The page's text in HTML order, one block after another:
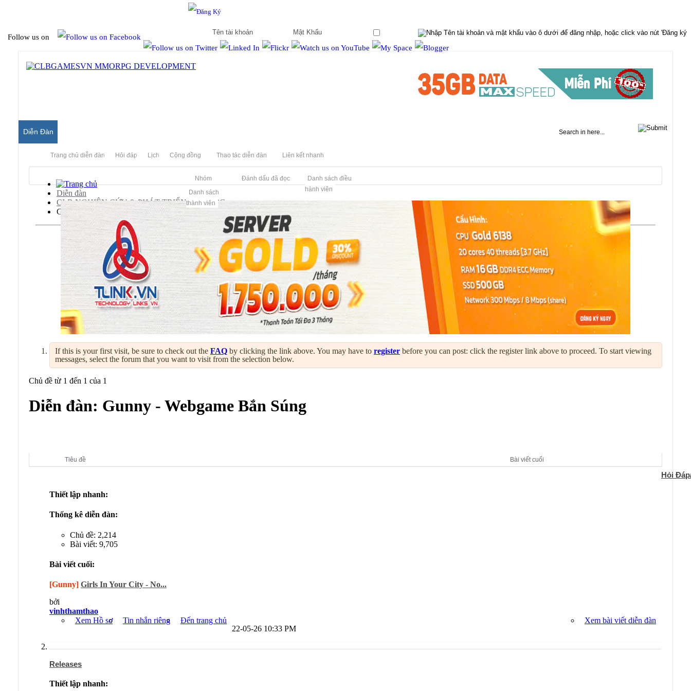
Follow us on
Diễn Đàn
Trang chủ diễn đàn Hỏi đáp Lịch Cộng đồng
Nhóm
Danh sách
thành viên
Thao tác diễn đàn
Đánh dấu đã đọc
Liên kết nhanh
Danh sách điều
hành viên
Diễn đàn
CLB NGHIÊN CỨU & PHÁT TRIỂN MMORPG
Gunny - Webgame Bắn Súng
If this is your first visit, be sure to check out the FAQ by clicking the link above. You may have to register before you can post: click the register link above to proceed. To start viewing
messages, select the forum that you want to visit from the selection below.
Chủ đề từ 1 đến 1 của 1
Diễn đàn: Gunny - Webgame Bắn Súng
Tiêu đề Bài viết cuối
Hỏi
Thiết lập nhanh:
Thống kê diễn đàn:
Chủ đề: 2,214
Bài viết: 9,705
Bài viết cuối:
[Gunny] Girls In Your City - No...
bởi
vinhthamthao
Xem Hồ sơ
Xem bài viết diễn đàn
Tin nhắn riêng
Đến trang chủ
22-05-26 10:33 PM
Releases
Thiết lập nhanh: